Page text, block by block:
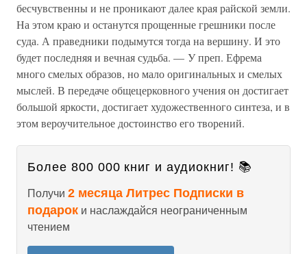
бесчувственны и не проникают далее края райской земли.
На этом краю и останутся прощенные грешники после
суда. А праведники подымутся тогда на вершину. И это
будет последняя и вечная судьба. — У преп. Ефрема
много смелых образов, но мало оригинальных и смелых
мыслей. В передаче общецерковного учения он достигает
большой яркости, достигает художественного синтеза, и в
этом вероучительное достоинство его творений.
Более 800 000 книг и аудиокниг! 📚
Получи 2 месяца Литрес Подписки в
подарок и наслаждайся неограниченным
чтением